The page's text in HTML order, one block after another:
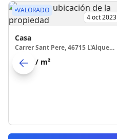
VALORADO
4 oct 2023
Casa
Carrer Sant Pere, 46715 L'Alqueria de la Comtessa
736 € / m²